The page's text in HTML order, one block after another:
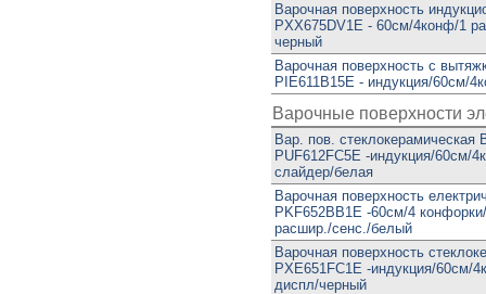
Варочная поверхность
PXX675DV1E - 60см/4конф/1
черный
Варочная поверхность с
PIE611B15E - индукция/60см/
Варочные поверхности
Вар. пов. стеклокерамическая
PUF612FC5E -индукция/60см/
слайдер/белая
Варочная поверхность
PKF652BB1E -60см/4
расшир./сенс./белый
Варочная поверхность
PXE651FC1E -индукция/60см/
диспл/черный